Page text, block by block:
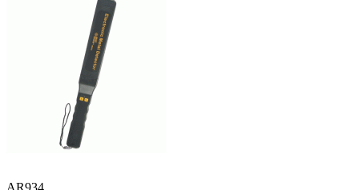
AR934